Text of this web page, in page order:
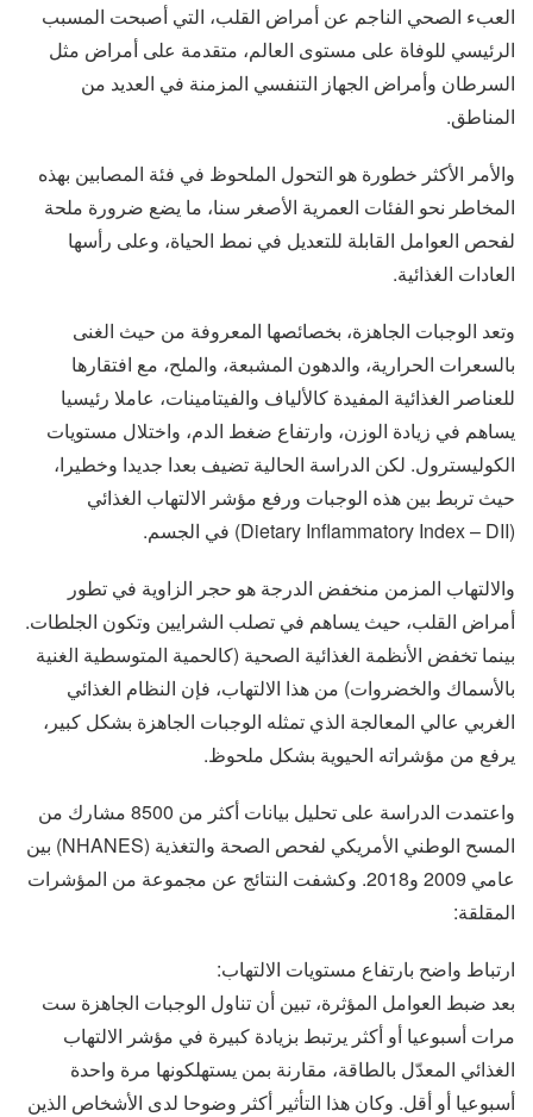
العبء الصحي الناجم عن أمراض القلب، التي أصبحت المسبب
الرئيسي للوفاة على مستوى العالم، متقدمة على أمراض مثل
السرطان وأمراض الجهاز التنفسي المزمنة في العديد من
المناطق.
والأمر الأكثر خطورة هو التحول الملحوظ في فئة المصابين بهذه
المخاطر نحو الفئات العمرية الأصغر سنا، ما يضع ضرورة ملحة
لفحص العوامل القابلة للتعديل في نمط الحياة، وعلى رأسها
العادات الغذائية.
وتعد الوجبات الجاهزة، بخصائصها المعروفة من حيث الغنى
بالسعرات الحرارية، والدهون المشبعة، والملح، مع افتقارها
للعناصر الغذائية المفيدة كالألياف والفيتامينات، عاملا رئيسيا
يساهم في زيادة الوزن، وارتفاع ضغط الدم، واختلال مستويات
الكوليسترول. لكن الدراسة الحالية تضيف بعدا جديدا وخطيرا،
حيث تربط بين هذه الوجبات ورفع مؤشر الالتهاب الغذائي
(Dietary Inflammatory Index – DII) في الجسم.
والالتهاب المزمن منخفض الدرجة هو حجر الزاوية في تطور
أمراض القلب، حيث يساهم في تصلب الشرايين وتكون الجلطات.
بينما تخفض الأنظمة الغذائية الصحية (كالحمية المتوسطية الغنية
بالأسماك والخضروات) من هذا الالتهاب، فإن النظام الغذائي
الغربي عالي المعالجة الذي تمثله الوجبات الجاهزة بشكل كبير،
يرفع من مؤشراته الحيوية بشكل ملحوظ.
واعتمدت الدراسة على تحليل بيانات أكثر من 8500 مشارك من
المسح الوطني الأمريكي لفحص الصحة والتغذية (NHANES) بين
عامي 2009 و2018. وكشفت النتائج عن مجموعة من المؤشرات
المقلقة:
ارتباط واضح بارتفاع مستويات الالتهاب:
بعد ضبط العوامل المؤثرة، تبين أن تناول الوجبات الجاهزة ست
مرات أسبوعيا أو أكثر يرتبط بزيادة كبيرة في مؤشر الالتهاب
الغذائي المعدّل بالطاقة، مقارنة بمن يستهلكونها مرة واحدة
أسبوعيا أو أقل. وكان هذا التأثير أكثر وضوحا لدى الأشخاص الذين